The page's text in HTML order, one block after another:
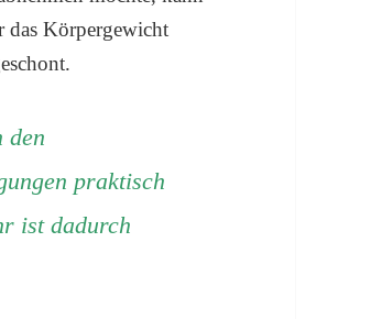
das Körpergewicht
den
praktisch
ist dadurch